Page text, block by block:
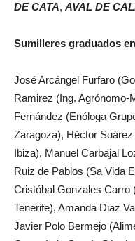
DE CATA, AVAL DE
Sumilleres graduados
José Arcángel Furfaro
Ramirez (Ing. Agrónomo-
Fernández (Enóloga
Zaragoza), Héctor
Ibiza), Manuel Carbajal
Ruiz de Pablos (Sa Vida
Cristóbal Gonzales Carro
Tenerife), Amanda Diaz
Javier Polo Bermejo